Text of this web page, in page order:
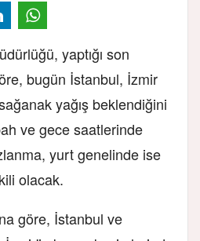
yaptığı son
bugün İstanbul, İzmir
yağış beklendiğini
ve gece saatlerinde
yurt genelinde ise
olacak.
göre, İstanbul ve